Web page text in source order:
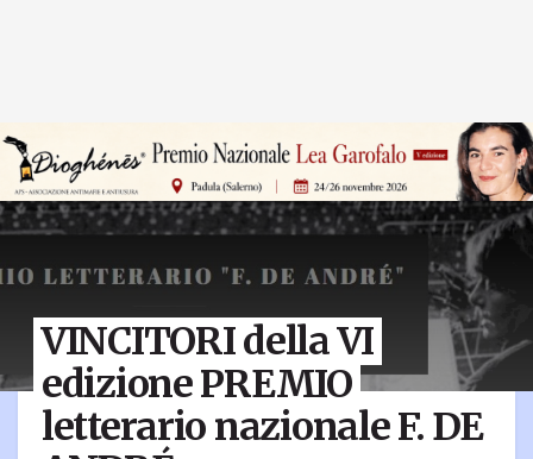
VINCITORI della VI
edizione PREMIO
letterario nazionale F. DE